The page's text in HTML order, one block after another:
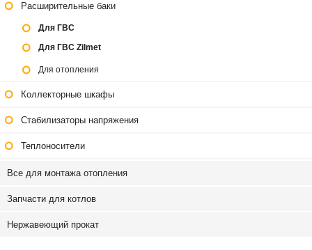
Расширительные баки
Для ГВС
Для ГВС Zilmet
Для отопления
Коллекторные шкафы
Стабилизаторы напряжения
Теплоносители
Все для монтажа отопления
Запчасти для котлов
Нержавеющий прокат